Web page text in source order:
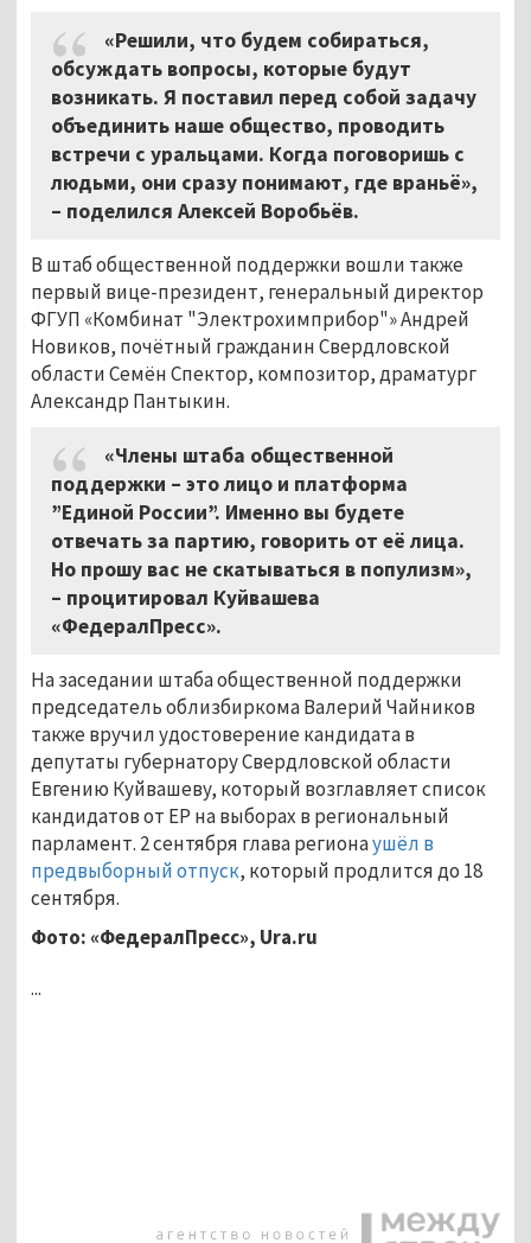
«Решили, что будем собираться,
обсуждать вопросы, которые будут
возникать. Я поставил перед собой задачу
объединить наше общество, проводить
встречи с уральцами. Когда поговоришь с
людьми, они сразу понимают, где враньё»,
– поделился Алексей Воробьёв.
В штаб общественной поддержки вошли также
первый вице-президент, генеральный директор
ФГУП «Комбинат "Электрохимприбор"» Андрей
Новиков, почётный гражданин Свердловской
области Семён Спектор, композитор, драматург
Александр Пантыкин.
«Члены штаба общественной
поддержки – это лицо и платформа
”Единой России”. Именно вы будете
отвечать за партию, говорить от её лица.
Но прошу вас не скатываться в популизм»,
– процитировал Куйвашева
«ФедералПресс».
На заседании штаба общественной поддержки
председатель облизбиркома Валерий Чайников
также вручил удостоверение кандидата в
депутаты губернатору Свердловской области
Евгению Куйвашеву, который возглавляет список
кандидатов от ЕР на выборах в региональный
парламент. 2 сентября глава регионаушёл в
предвыборный отпуск, который продлится до 18
сентября.
Фото: «ФедералПресс», Ura.ru
...